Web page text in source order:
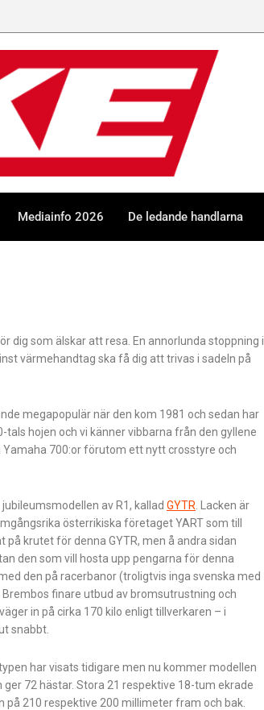
Mediainfo 2026 De ledande handlarna
dig som älskar att resa. En annorlunda stoppning i
värmehandtag ska få dig att trivas i sadeln på
megapopulär när den kom 1981 och sedan har
hojen och vi känner vibbarna från den gyllene
700:or förutom ett nytt crosstyre och
av R1, kallad GYTR . Lacken är
österrikiska företaget YART som till
krutet för denna GYTR, men å andra sidan
den som vill hosta upp pengarna för denna
den på racerbanor (troligtvis inga svenska med
finare utbud av bromsutrustning och
in på cirka 170 kilo enligt tillverkaren – i
snabbt.
har visats tidigare men nu kommer modellen
72 hästar. Stora 21 respektive 18-tum ekrade
210 respektive 200 millimeter fram och bak.